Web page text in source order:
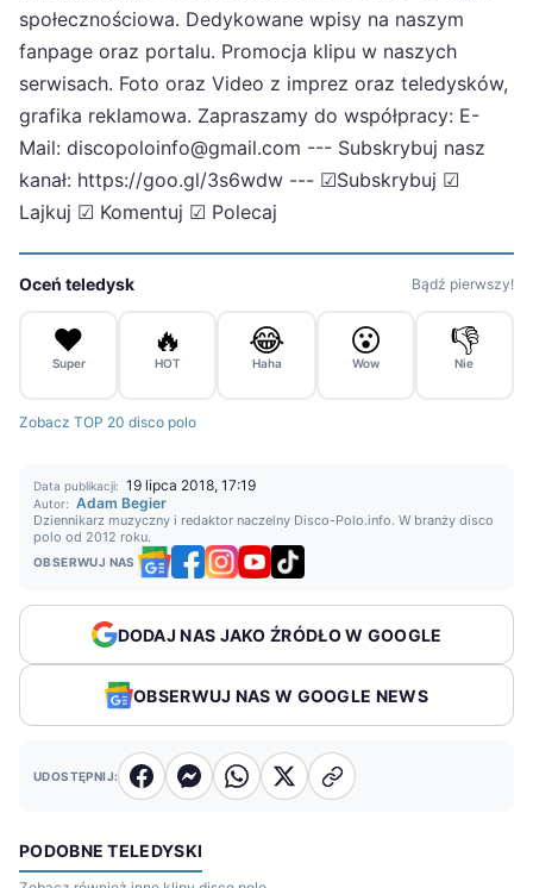
społecznościowa. Dedykowane wpisy na naszym
fanpage oraz portalu. Promocja klipu w naszych
serwisach. Foto oraz Video z imprez oraz teledysków,
grafika reklamowa. Zapraszamy do współpracy: E-
Mail: discopoloinfo@gmail.com --- Subskrybuj nasz
kanał: https://goo.gl/3s6wdw --- ☑Subskrybuj ☑
Lajkuj ☑ Komentuj ☑ Polecaj
Oceń teledysk Bądź pierwszy!
❤️
Super
🔥
HOT
😂
Haha
😮
Wow
👎
Nie
Zobacz TOP 20 disco polo
Data publikacji: 19 lipca 2018, 17:19
Autor: Adam Begier
Dziennikarz muzyczny i redaktor naczelny Disco-Polo.info. W branży disco
polo od 2012 roku.
OBSERWUJ NAS
DODAJ NAS JAKO ŹRÓDŁO W GOOGLE
OBSERWUJ NAS W GOOGLE NEWS
UDOSTĘPNIJ:
PODOBNE TELEDYSKI